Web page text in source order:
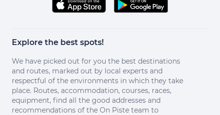
Explore the best spots!
We have picked out for you the best destinations
and routes, marked out by local experts and
respectful of the environments in which they take
place. Routes, accommodation, courses, races,
equipment, find all the good addresses and
recommendations of the On Piste team to